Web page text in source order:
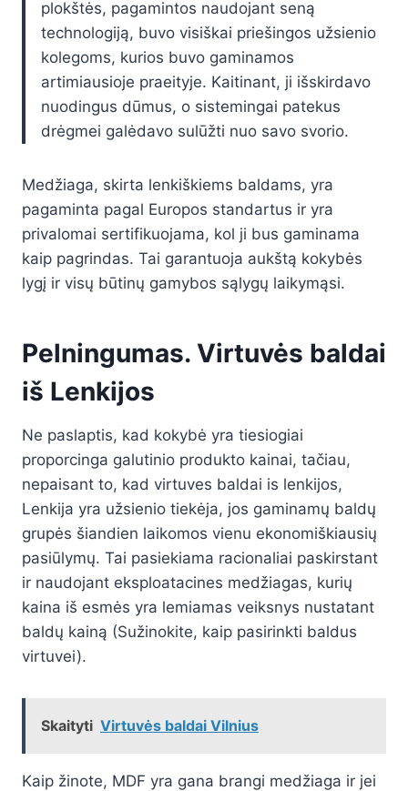
plokštės, pagamintos naudojant seną
technologiją, buvo visiškai priešingos užsienio
kolegoms, kurios buvo gaminamos
artimiausioje praeityje. Kaitinant, ji išskirdavo
nuodingus dūmus, o sistemingai patekus
drėgmei galėdavo sulūžti nuo savo svorio.
Medžiaga, skirta lenkiškiems baldams, yra
pagaminta pagal Europos standartus ir yra
privalomai sertifikuojama, kol ji bus gaminama
kaip pagrindas. Tai garantuoja aukštą kokybės
lygį ir visų būtinų gamybos sąlygų laikymąsi.
Pelningumas. Virtuvės baldai
iš Lenkijos
Ne paslaptis, kad kokybė yra tiesiogiai
proporcinga galutinio produkto kainai, tačiau,
nepaisant to, kad virtuves baldai is lenkijos,
Lenkija yra užsienio tiekėja, jos gaminamų baldų
grupės šiandien laikomos vienu ekonomiškiausių
pasiūlymų. Tai pasiekiama racionaliai paskirstant
ir naudojant eksploatacines medžiagas, kurių
kaina iš esmės yra lemiamas veiksnys nustatant
baldų kainą (Sužinokite, kaip pasirinkti baldus
virtuvei).
Skaityti Virtuvės baldai Vilnius
Kaip žinote, MDF yra gana brangi medžiaga ir jei